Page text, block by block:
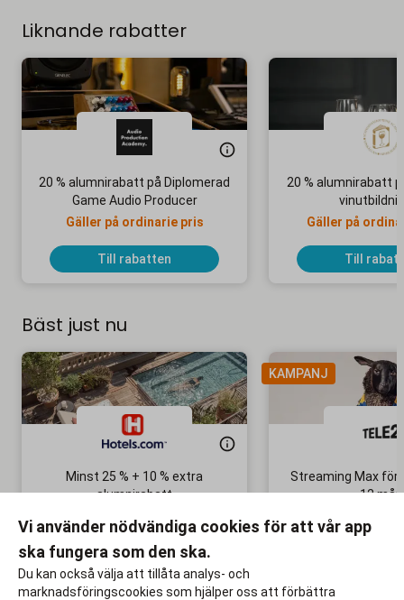
Liknande rabatter
20 % alumnirabatt på Diplomerad
Game Audio Producer
Gäller på ordinarie pris
Till rabatten
20 % alumnirabatt
Gäller på
Till
Bäst just nu
Minst 25 % + 10 % extra
alumnirabatt
Till rabatten
KAMPANJ
Streaming Max för
12 mån
Ingen
Vi använder nödvändiga cookies för att vår app
ska fungera som den ska.
Du kan också välja att tillåta analys- och
marknadsföringscookies som hjälper oss att förbättra